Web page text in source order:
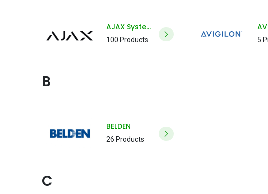
AJAX Systems
100 Products 5
B
BELDEN
26 Products
C